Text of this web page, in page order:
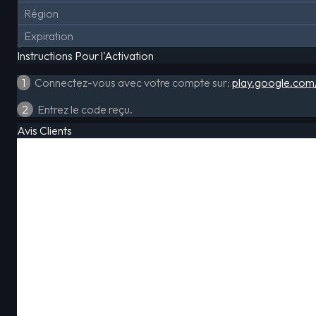
Région
Expiration
Instructions Pour l'Activation
1
Connectez-vous avec votre compte sur:
2
Entrez le code reçu.
Avis Clients